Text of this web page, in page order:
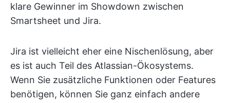
klare Gewinner im Showdown zwischen
Smartsheet und Jira.
Jira ist vielleicht eher eine Nischenlösung, aber
es ist auch Teil des Atlassian-Ökosystems.
Wenn Sie zusätzliche Funktionen oder Features
benötigen, können Sie ganz einfach andere